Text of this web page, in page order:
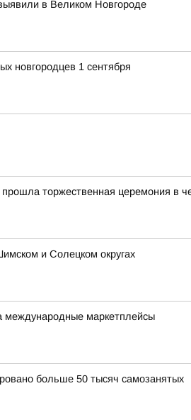
в Великом Новгороде
новгородцев 1 сентября
торжественная церемония в
и Солецком округах
международные маркетплейсы
больше 50 тысяч самозанятых